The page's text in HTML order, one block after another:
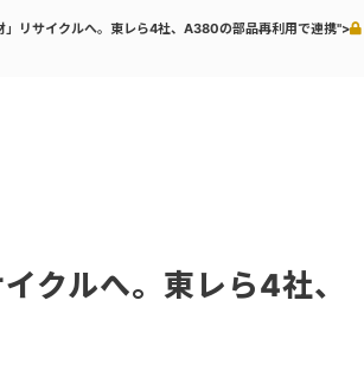
」リサイクルへ。東レら4社、A380の部品再利用で連携">
クルへ。東レら4社、